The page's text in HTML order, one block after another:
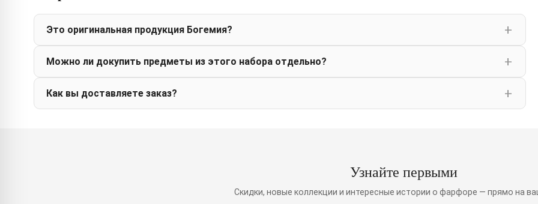
Это оригинальная продукция Богемия?
Можно ли докупить предметы из этого набора отдельно?
Как вы доставляете заказ?
Узнайте первыми
Скидки, новые коллекции и интересные истории о фарфоре — прямо на